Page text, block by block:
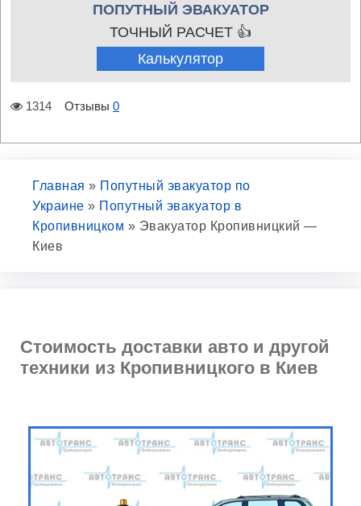
ПОПУТНЫЙ ЭВАКУАТОР
ТОЧНЫЙ РАСЧЕТ 👍
Калькулятор
1314 Отзывы 0
Главная » Попутный эвакуатор по
Украине » Попутный эвакуатор в
Кропивницком » Эвакуатор Кропивницкий —
Киев
Стоимость доставки авто и другой
техники из Кропивницкого в Киев